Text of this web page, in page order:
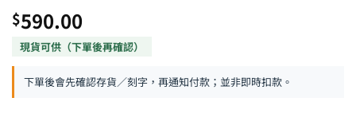
$590.00
下單後會先確認存貨／刻字，再通知付款；並非即時扣款。